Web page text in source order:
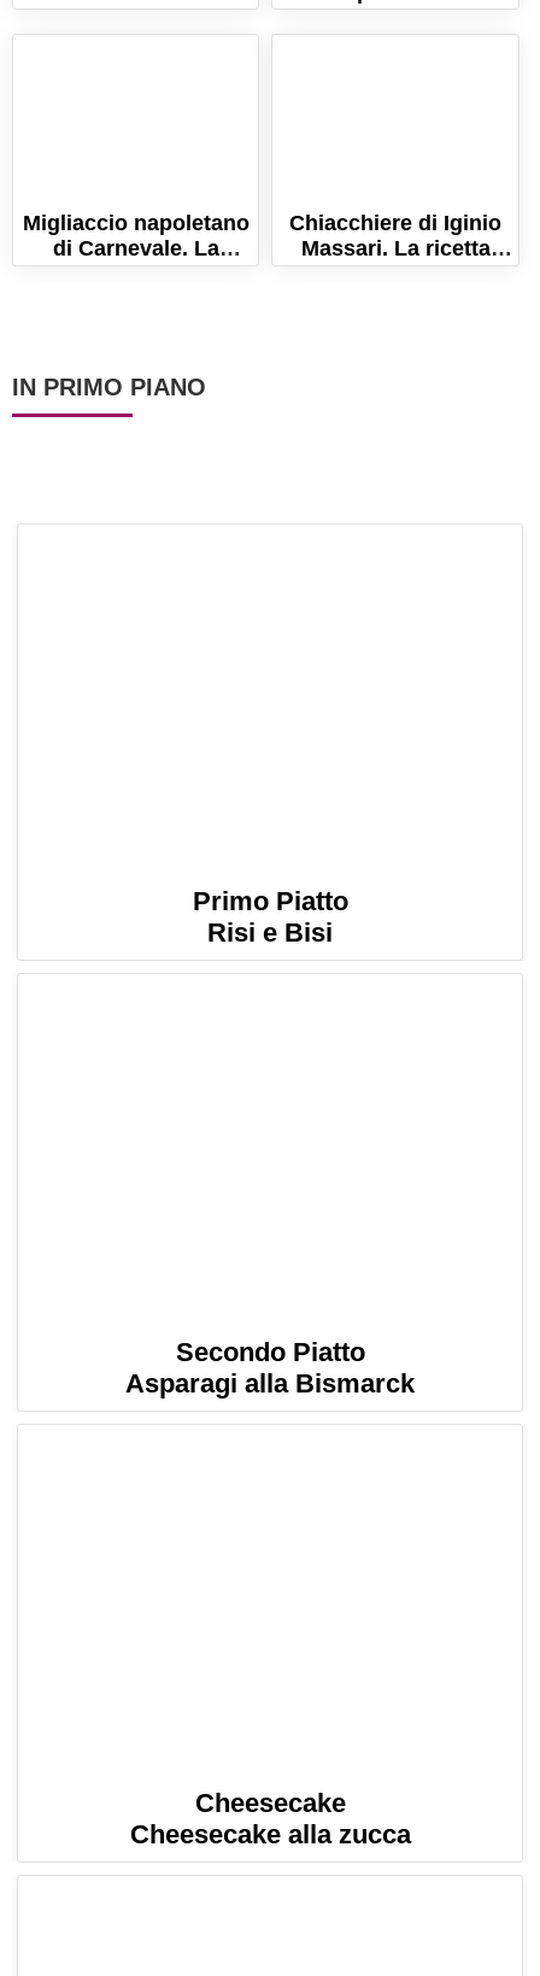
ricetta per farlo
gustoso con bacon!
con la besciamella!
Migliaccio napoletano
di Carnevale. La
ricetta originale
Chiacchiere di Iginio
Massari. La ricetta
delle chiacchiere mille
IN PRIMO PIANO
Primo Piatto
Risi e Bisi
Secondo Piatto
Asparagi alla Bismarck
Cheesecake
Cheesecake alla zucca